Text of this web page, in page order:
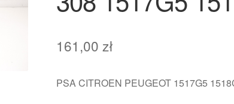
161,00 zł
PSA CITROEN PEUGEOT 1517G5